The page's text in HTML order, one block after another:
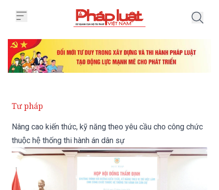
Tư pháp
Nâng cao kiến thức, kỹ năng theo yêu cầu cho công chức
thuộc hệ thống thi hành án dân sự